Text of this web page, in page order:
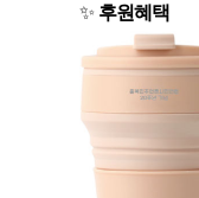
✨ 후원혜택